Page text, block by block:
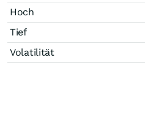
Hoch
Tief
Volatilität